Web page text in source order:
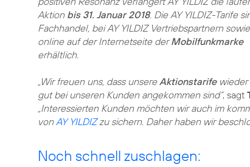
Aktion bis 31. Januar 2018. Die AY YILDIZ-Tarife
Fachhandel, bei AY YILDIZ Vertriebspartnern sowie
online auf der Internetseite derMobilfunkmarke
erhältlich.
„Wir freuen uns, dass unsereAktionstarifewieder
gut bei unseren Kunden angekommen sind“, sagt
„Interessierten Kunden möchten wir auch im
vonAY YILDIZzu sichern. Daher haben wir
Noch schnell zuschlagen: